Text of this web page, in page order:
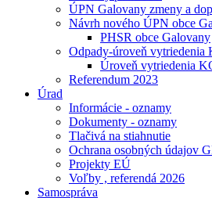
ÚPN Galovany zmeny a
Návrh nového ÚPN obce
PHSR obce Galovany
Odpady-úroveň vytriedenia
Úroveň vytriedenia
Referendum 2023
Úrad
Informácie - oznamy
Dokumenty - oznamy
Tlačivá na stiahnutie
Ochrana osobných údajov
Projekty EÚ
Voľby , referendá 2026
Samospráva